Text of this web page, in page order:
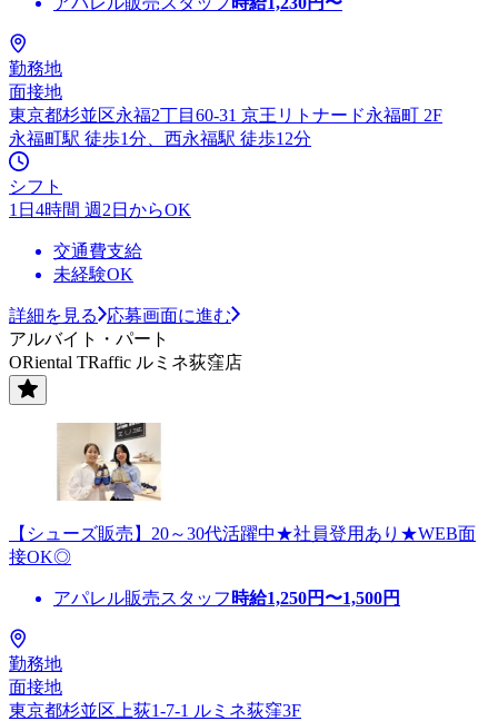
勤務地
面接地
東京都杉並区永福2丁目60-31 京王リトナード永福町 2F
永福町駅 徒歩1分、西永福駅 徒歩12分
シフト
1日4時間 週2日からOK
交通費支給
未経験OK
詳細を見る
応募画面に進む
アルバイト・パート
ORiental TRaffic ルミネ荻窪店
【シューズ販売】20～30代活躍中★社員登用あり★WEB面
接OK◎
アパレル販売スタッフ 時給1,250円〜1,500円
勤務地
面接地
東京都杉並区上荻1-7-1 ルミネ荻窪3F